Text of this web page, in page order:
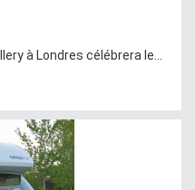
à Londres célébrera le...